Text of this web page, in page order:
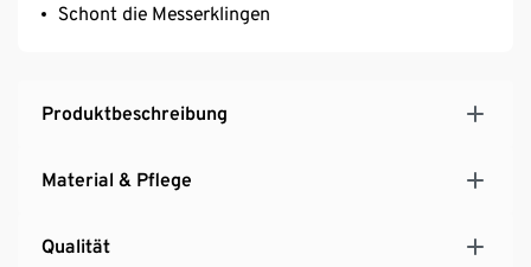
Schont die Messerklingen
Produktbeschreibung
Material & Pflege
Qualität